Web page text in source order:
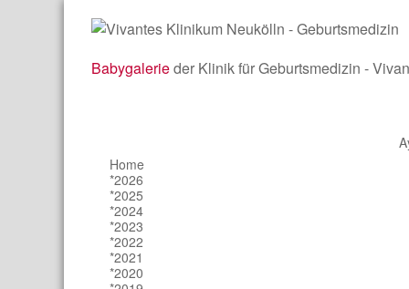
Babygalerieder Klinik für Geburtsmedizin -
Home
*2026
*2025
*2024
*2023
*2022
*2021
*2020